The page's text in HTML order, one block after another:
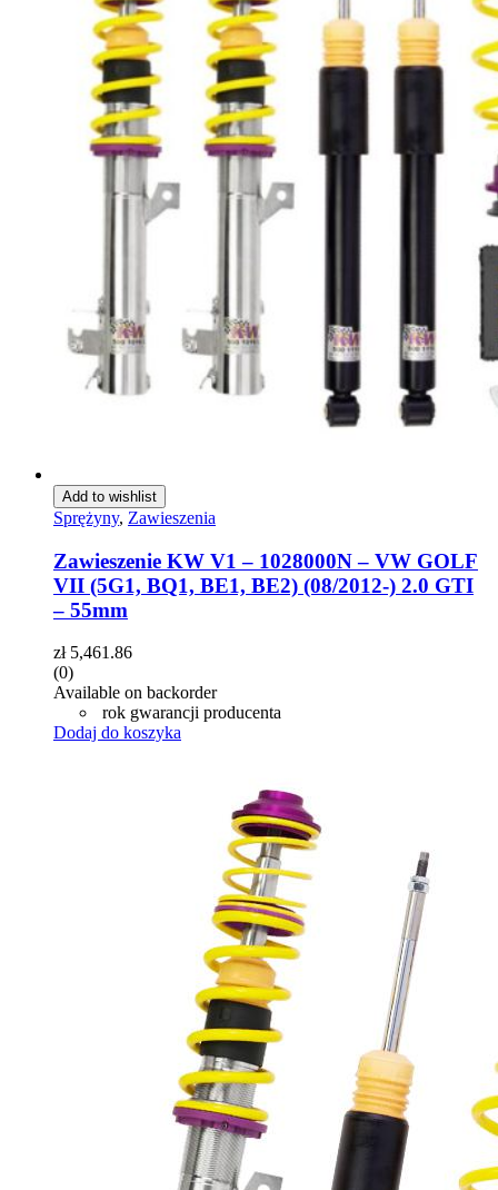
Add to wishlist
Sprężyny, Zawieszenia
Zawieszenie KW V1 – 1028000N – VW GOLF
VII (5G1, BQ1, BE1, BE2) (08/2012-) 2.0 GTI
– 55mm
zł5,461.86
(0)
Available on backorder
rok gwarancji producenta
Dodaj do koszyka